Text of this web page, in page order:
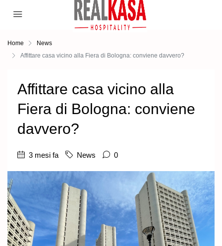
Home
News
Affittare casa vicino alla Fiera di Bologna: conviene davvero?
Affittare casa vicino alla
Fiera di Bologna: conviene
davvero?
3 mesi fa News 0